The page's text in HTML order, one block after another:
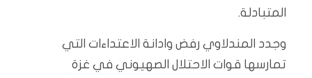
المتبادلة.
وجدد المندلاوي رفض وادانة الاعتداءات التي
تمارسها قوات الاحتلال الصهيوني في غزة